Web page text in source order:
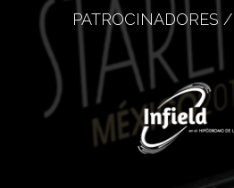
PATROCINADORES